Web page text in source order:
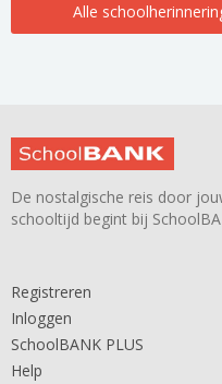
Alle
De nostalgische reis door
schooltijd begint bij
Registreren
Inloggen
SchoolBANK PLUS
Help